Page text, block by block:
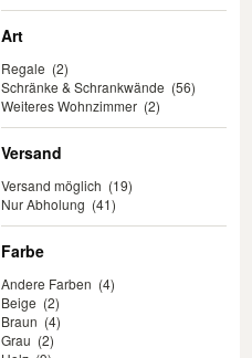
Art
Regale (2)
Schränke & Schrankwände (56)
Weiteres Wohnzimmer (2)
Versand
Versand möglich (19)
Nur Abholung (41)
Farbe
Andere Farben (4)
Beige (2)
Braun (4)
Grau (2)